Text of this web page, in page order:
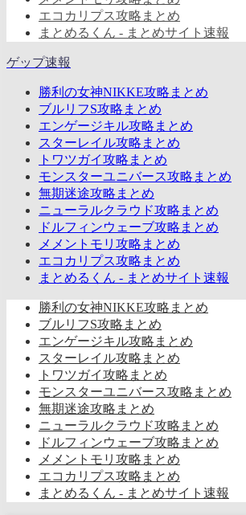
エコカリプス攻略まとめ
まとめるくん - まとめサイト速報
ゲップ速報
勝利の女神NIKKE攻略まとめ
ブルリフS攻略まとめ
エンゲージキル攻略まとめ
スターレイル攻略まとめ
トワツガイ攻略まとめ
モンスターユニバース攻略まとめ
無期迷途攻略まとめ
ニューラルクラウド攻略まとめ
ドルフィンウェーブ攻略まとめ
メメントモリ攻略まとめ
エコカリプス攻略まとめ
まとめるくん - まとめサイト速報
勝利の女神NIKKE攻略まとめ
ブルリフS攻略まとめ
エンゲージキル攻略まとめ
スターレイル攻略まとめ
トワツガイ攻略まとめ
モンスターユニバース攻略まとめ
無期迷途攻略まとめ
ニューラルクラウド攻略まとめ
ドルフィンウェーブ攻略まとめ
メメントモリ攻略まとめ
エコカリプス攻略まとめ
まとめるくん - まとめサイト速報